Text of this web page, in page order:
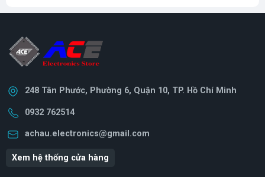
248 Tân Phước, Phường 6, Quận 10, TP. Hồ Chí Minh
0932 762514
achau.electronics@gmail.com
Xem hệ thống cửa hàng